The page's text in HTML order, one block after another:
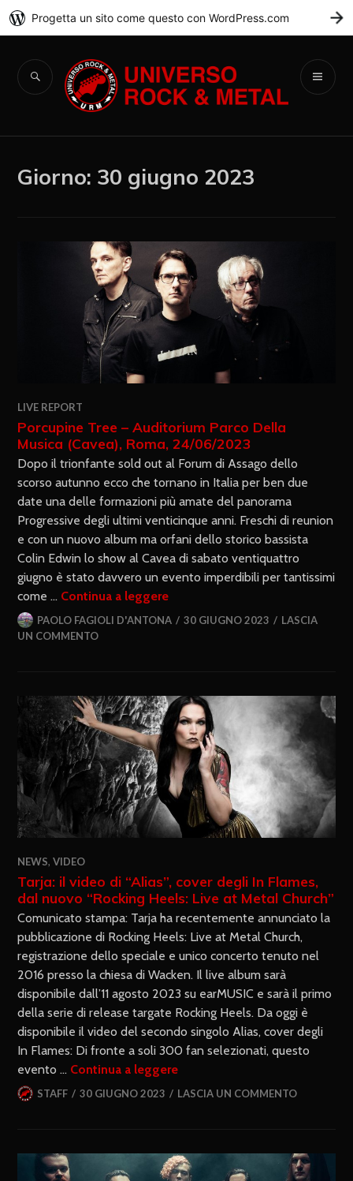
Universo Rock &
Metal
Giorno: 30 giugno 2023
LIVE REPORT
Porcupine Tree – Auditorium Parco Della
Musica (Cavea), Roma, 24/06/2023
Dopo il trionfante sold out al Forum di Assago dello
scorso autunno ecco che tornano in Italia per ben due
date una delle formazioni più amate del panorama
Progressive degli ultimi venticinque anni. Freschi di reunion
e con un nuovo album ma orfani dello storico bassista
Colin Edwin lo show al Cavea di sabato ventiquattro
giugno è stato davvero un evento imperdibili per tantissimi
come … Continua a leggere
PAOLO FAGIOLI D'ANTONA 30 GIUGNO 2023
LASCIA
UN COMMENTO
NEWS,VIDEO
Tarja: il video di “Alias”, cover degli In Flames,
dal nuovo “Rocking Heels: Live at Metal Church”
Comunicato stampa: Tarja ha recentemente annunciato la
pubblicazione di Rocking Heels: Live at Metal Church,
registrazione dello speciale e unico concerto tenuto nel
2016 presso la chiesa di Wacken. Il live album sarà
disponibile dall’11 agosto 2023 su earMUSIC e sarà il primo
della serie di release targate Rocking Heels. Da oggi è
disponibile il video del secondo singolo Alias, cover degli
In Flames: Di fronte a soli 300 fan selezionati, questo
evento … Continua a leggere
STAFF 30 GIUGNO 2023 LASCIA UN COMMENTO
Progetta un sito come questo con WordPress.com